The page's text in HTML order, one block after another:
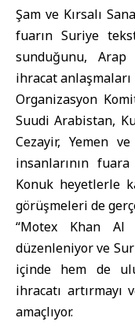
Şam ve Kırsalı
fuarın Suriye
sunduğunu,
ihracat anlaşmaları
Organizasyon
Suudi Arabistan,
Cezayir, Yemen
insanlarının
Konuk heyetlerle
görüşmeleri de
“Motex Khan
düzenleniyor ve
içinde hem de
ihracatı
amaçlıyor.